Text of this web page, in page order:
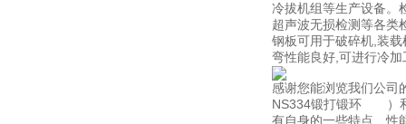
冷拔机组等生产设备。
超声波无损检测等各
钢板可用于破碎机,装
弯性能良好,可进行冷
感谢您能浏览我们公司
NS334锻打锻环 ）和
有自身的一些特点、性